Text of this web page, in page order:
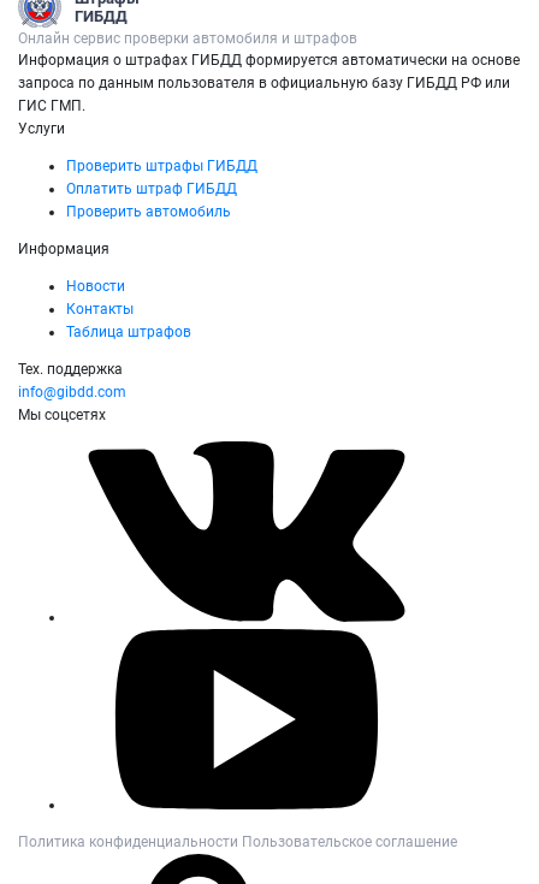
ГИБДД
Онлайн сервис проверки автомобиля и штрафов
Информация о штрафах ГИБДД формируется автоматически на основе
запроса по данным пользователя в официальную базу ГИБДД РФ или
ГИС ГМП.
Услуги
Проверить штрафы ГИБДД
Оплатить штраф ГИБДД
Проверить автомобиль
Информация
Новости
Контакты
Таблица штрафов
Тех. поддержка
info@gibdd.com
Мы соцсетях
Политика конфиденциальности Пользовательское соглашение